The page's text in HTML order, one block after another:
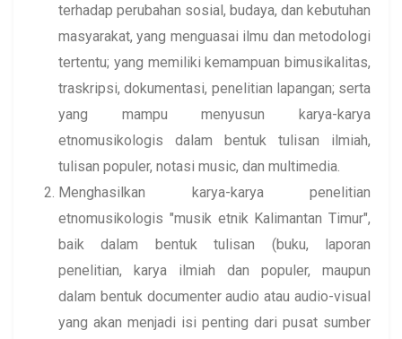
terhadap perubahan sosial, budaya, dan kebutuhan
masyarakat, yang menguasai ilmu dan metodologi
tertentu; yang memiliki kemampuan bimusikalitas,
traskripsi, dokumentasi, penelitian lapangan; serta
yang mampu menyusun karya-karya
etnomusikologis dalam bentuk tulisan ilmiah,
tulisan populer, notasi music, dan multimedia.
Menghasilkan karya-karya penelitian
etnomusikologis "musik etnik Kalimantan Timur",
baik dalam bentuk tulisan (buku, laporan
penelitian, karya ilmiah dan populer, maupun
dalam bentuk documenter audio atau audio-visual
yang akan menjadi isi penting dari pusat sumber